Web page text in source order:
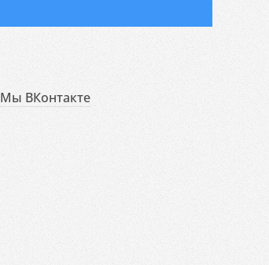
Мы ВКонтакте